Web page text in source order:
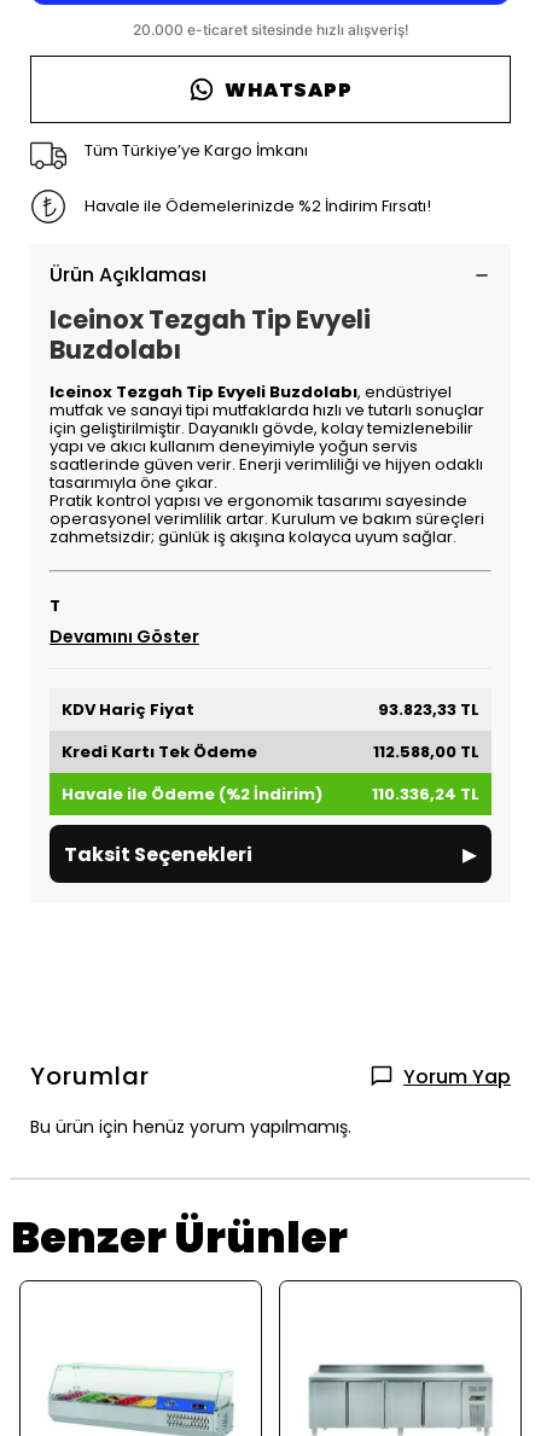
WHATSAPP
Tüm Türkiye’ye Kargo İmkanı
Havale ile Ödemelerinizde %2 İndirim Fırsatı!
Ürün Açıklaması
Iceinox Tezgah Tip Evyeli
Buzdolabı
Iceinox Tezgah Tip Evyeli Buzdolabı, endüstriyel
mutfak ve sanayi tipi mutfaklarda hızlı ve tutarlı sonuçlar
için geliştirilmiştir. Dayanıklı gövde, kolay temizlenebilir
yapı ve akıcı kullanım deneyimiyle yoğun servis
saatlerinde güven verir. Enerji verimliliği ve hijyen odaklı
tasarımıyla öne çıkar.
Pratik kontrol yapısı ve ergonomik tasarımı sayesinde
operasyonel verimlilik artar. Kurulum ve bakım süreçleri
zahmetsizdir; günlük iş akışına kolayca uyum sağlar.
T
Devamını Göster
KDV Hariç Fiyat
93.823,33 TL
Kredi Kartı Tek Ödeme
112.588,00 TL
Havale ile Ödeme (%2 İndirim)
110.336,24 TL
Taksit Seçenekleri ▸
Yorumlar Yorum Yap
Bu ürün için henüz yorum yapılmamış.
Benzer Ürünler